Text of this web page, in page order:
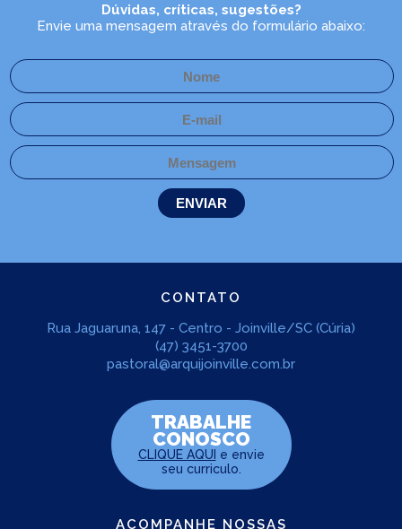
Dúvidas, críticas, sugestões?
Envie uma mensagem através do formulário abaixo:
CONTATO
Rua Jaguaruna, 147 - Centro - Joinville/SC (Cúria)
(47) 3451-3700
pastoral@arquijoinville.com.br
TRABALHE
CONOSCO
CLIQUE AQUI e envie
seu curriculo.
ACOMPANHE NOSSAS